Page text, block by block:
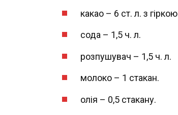
какао – 6 ст. л. з гіркою
сода – 1,5 ч. л.
розпушувач – 1,5 ч. л.
молоко – 1 стакан.
олія – 0,5 стакану.